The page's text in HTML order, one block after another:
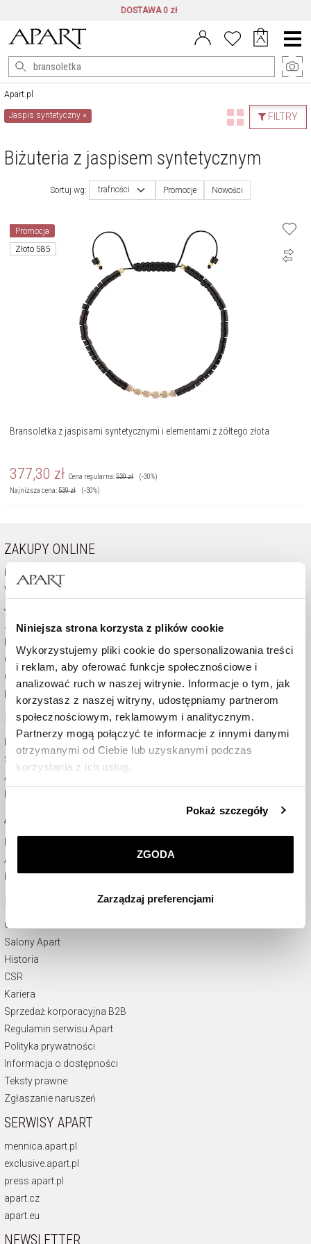
Niniejsza strona korzysta z plików cookie
Wykorzystujemy pliki cookie do spersonalizowania treści
i reklam, aby oferować funkcje społecznościowe i
analizować ruch w naszej witrynie. Informacje o tym, jak
korzystasz z naszej witryny, udostępniamy partnerom
społecznościowym, reklamowym i analitycznym.
Partnerzy mogą połączyć te informacje z innymi danymi
otrzymanymi od Ciebie lub uzyskanymi podczas
korzystania z ich usług.
przez nas plików cookie znajdziesz wPolityce
prywatności.
korzystamy. Możesz również wybrać jaki rodzaj plików
dokonać zmiany wybranych przez Ciebie plików cookie.
Pokaż szczegóły
ZGODA
Zarządzaj preferencjami
DOSTAWA 0 zł
Menu
główne
Apart.pl
FILTRY
Jaspis syntetyczny×
Biżuteria z jaspisem syntetycznym
Sortuj wg: trafności Promocje Nowości
Promocja
Złoto 585
Bransoletka z jaspisami syntetycznymi i elementami z żółtego złota
377,30 zł Cena regularna:539zł
(-30%)
Najniższa cena:539zł (-30%)
ZAKUPY ONLINE
Pomoc - częste pytania
Wysyłka i płatność
Jak kupować
Zwrot
Regulamin
Certyfikaty
Odstąpienie od umowy
Kontakt
KARTY PODARUNKOWE
Kup kartę podarunkową
Sprawdź saldo i termin ważności
Aktywuj kartę
Regulamin
APART DIAMOND CLUB
Dołącz do ADC przez WWW
Aplikacja ADC
Regulamin ADC
FIRMA
O nas
Salony Apart
Historia
CSR
Kariera
Sprzedaż korporacyjna B2B
Regulamin serwisu Apart
Polityka prywatności
Informacja o dostępności
Teksty prawne
Zgłaszanie naruszeń
SERWISY APART
mennica.apart.pl
exclusive.apart.pl
press.apart.pl
apart.cz
apart.eu
NEWSLETTER